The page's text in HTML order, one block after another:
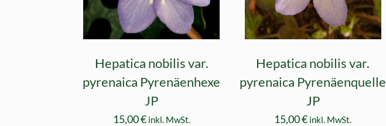
Hepatica nobilis var.
pyrenaica Pyrenäenhexe
JP
15,00€ inkl. MwSt.
Hepatica nobilis var.
pyrenaica Pyrenäenquelle
JP
15,00€ inkl. MwSt.